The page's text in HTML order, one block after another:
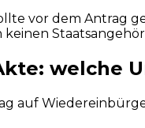
vor dem Antrag
welche
auf